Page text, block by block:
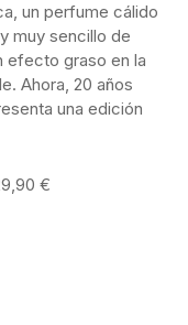
un perfume cálido
muy sencillo de
efecto graso en la
Ahora, 20 años
una edición
€